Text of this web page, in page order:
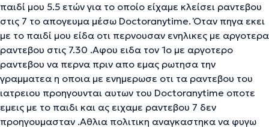
παιδί μου 5.5 ετών για το οποίο είχαμε κλείσει ραντεβου
στις 7 το απογευμα μέσω Doctoranytime. Όταν πηγα εκει
με το παιδί μου είδα οτι περνουσαν ενηλικες με αργοτερα
ραντεβου στις 7.30 .Αφου ειδα τον 1ο με αργοτερο
ραντεβου να περνα πριν απο εμας ρωτησα την
γραμματεα η οποια με ενημερωσε οτι τα ραντεβου του
ιατρειου προηγουνται αυτων του Doctoranytime οποτε
εμεις με το παιδι και ας ειχαμε ραντεβου 7 δεν
προηγουμασταν .Αθλια πολιτικη αναγκαστηκα να φυγω